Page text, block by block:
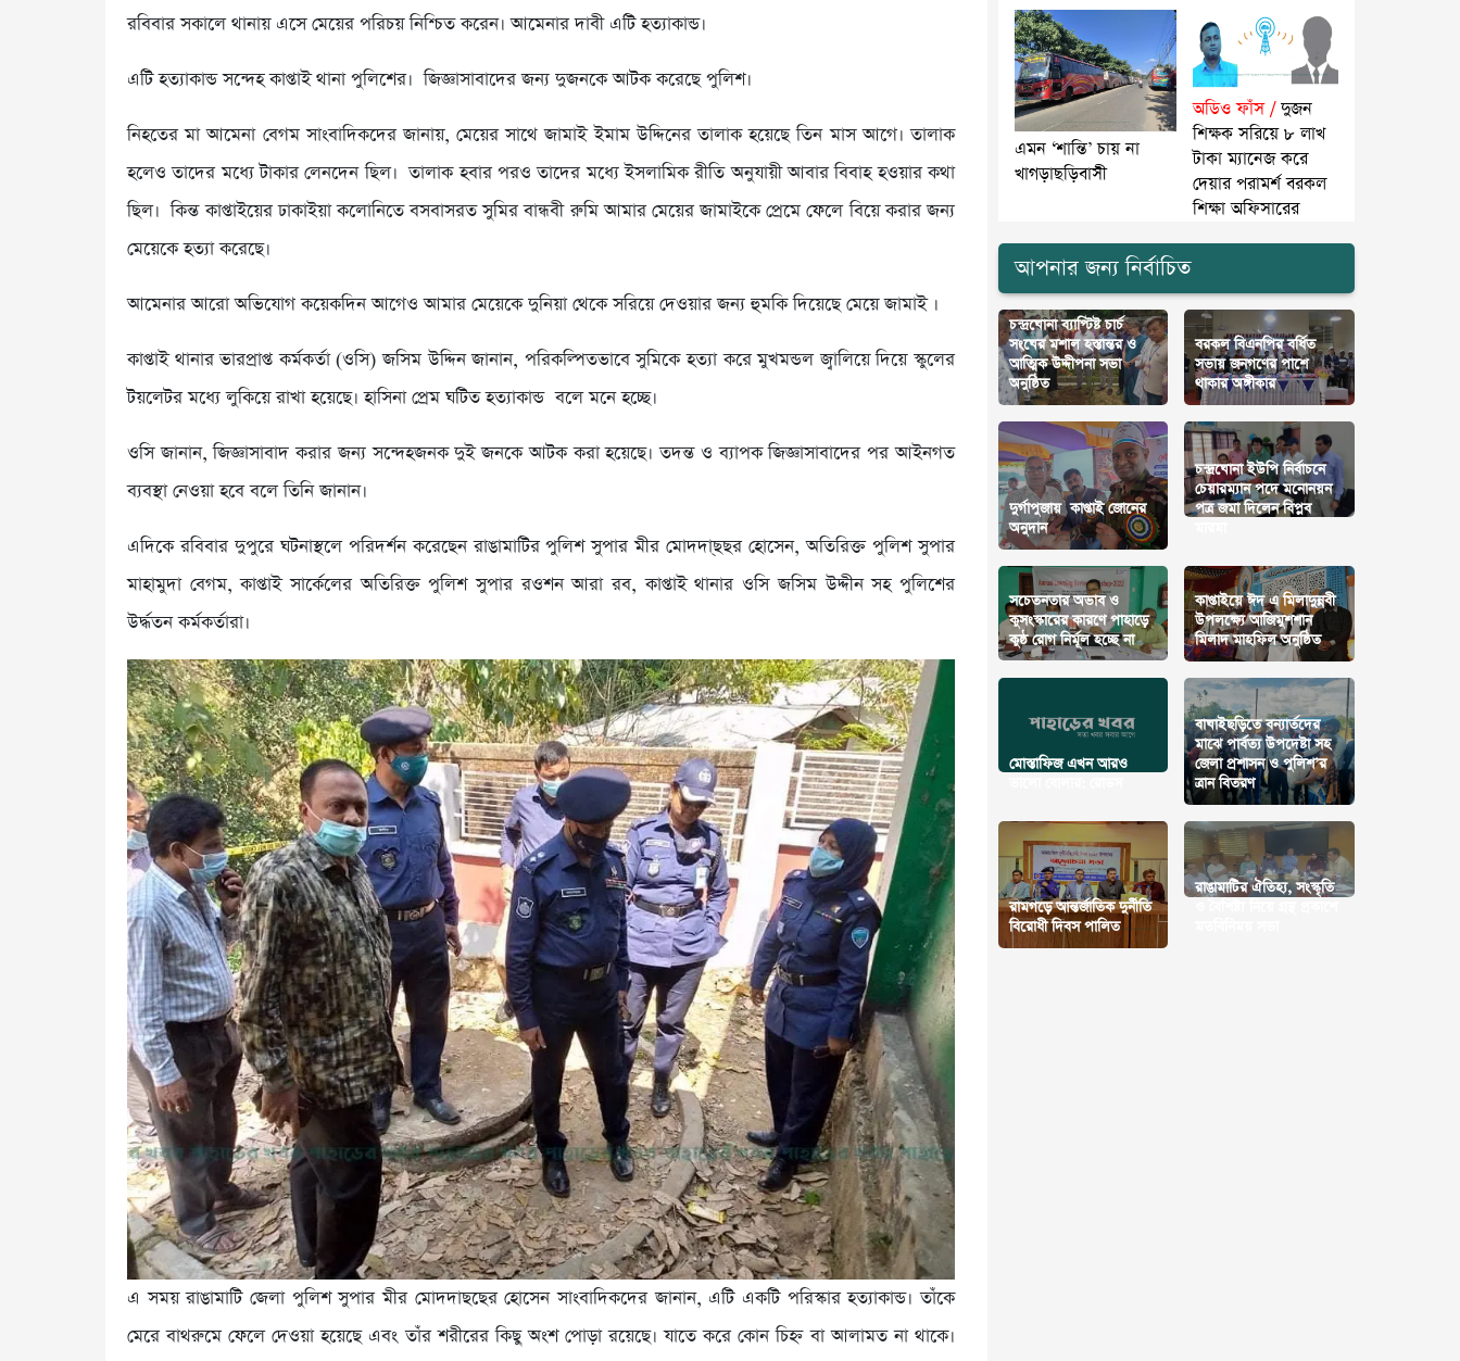
রবিবার সকালে থানায় এসে মেয়ের পরিচয় নিশ্চিত করেন। আমেনার দাবী এটি হত্যাকান্ড।
এটি হত্যাকান্ড সন্দেহ কাপ্তাই থানা পুলিশের। জিজ্ঞাসাবাদের জন্য দুজনকে আটক করেছে পুলিশ।
নিহতের মা আমেনা বেগম সাংবাদিকদের জানায়, মেয়ের সাথে জামাই ইমাম উদ্দিনের তালাক হয়েছে তিন মাস আগে। তালাক
হলেও তাদের মধ্যে টাকার লেনদেন ছিল। তালাক হবার পরও তাদের মধ্যে ইসলামিক রীতি অনুযায়ী আবার বিবাহ হওয়ার কথা
ছিল। কিন্ত কাপ্তাইয়ের ঢাকাইয়া কলোনিতে বসবাসরত সুমির বান্ধবী রুমি আমার মেয়ের জামাইকে প্রেমে ফেলে বিয়ে করার জন্য
মেয়েকে হত্যা করেছে।
আমেনার আরো অভিযোগ কয়েকদিন আগেও আমার মেয়েকে দুনিয়া থেকে সরিয়ে দেওয়ার জন্য হুমকি দিয়েছে মেয়ে জামাই ।
কাপ্তাই থানার ভারপ্রাপ্ত কর্মকর্তা (ওসি) জসিম উদ্দিন জানান, পরিকল্পিতভাবে সুমিকে হত্যা করে মুখমন্ডল জ্বালিয়ে দিয়ে স্কুলের
টয়লেটর মধ্যে লুকিয়ে রাখা হয়েছে। হাসিনা প্রেম ঘটিত হত্যাকান্ড বলে মনে হচ্ছে।
ওসি জানান, জিজ্ঞাসাবাদ করার জন্য সন্দেহজনক দুই জনকে আটক করা হয়েছে। তদন্ত ও ব্যাপক জিজ্ঞাসাবাদের পর আইনগত
ব্যবস্থা নেওয়া হবে বলে তিনি জানান।
এদিকে রবিবার দুপুরে ঘটনাস্থলে পরিদর্শন করেছেন রাঙামাটির পুলিশ সুপার মীর মোদদা্ছছর হোসেন, অতিরিক্ত পুলিশ সুপার
মাহামুদা বেগম, কাপ্তাই সার্কেলের অতিরিক্ত পুলিশ সুপার রওশন আরা রব, কাপ্তাই থানার ওসি জসিম উদ্দীন সহ পুলিশের
উর্দ্ধতন কর্মকর্তারা।
এ সময় রাঙামাটি জেলা পুলিশ সুপার মীর মোদদাছছের হোসেন সাংবাদিকদের জানান, এটি একটি পরিস্কার হত্যাকান্ড। তাঁকে
মেরে বাথরুমে ফেলে দেওয়া হয়েছে এবং তাঁর শরীরের কিছু অংশ পোড়া রয়েছে। যাতে করে কোন চিহ্ন বা আলামত না থাকে।
এমন ‘শান্তি’ চায় না
খাগড়াছড়িবাসী
অডিও ফাঁস /দুজন
শিক্ষক সরিয়ে ৮ লাখ
টাকা ম্যানেজ করে
দেয়ার পরামর্শ বরকল
শিক্ষা অফিসারের
আপনার জন্য নির্বাচিত
চন্দ্রঘোনা ব্যাপ্টিষ্ট চার্চ
সংঘের মশাল হস্তান্তর ও
আত্মিক উদ্দীপনা সভা
অনুষ্ঠিত
বরকল বিএনপির বর্ধিত
সভায় জনগণের পাশে
থাকার অঙ্গীকার
দুর্গাপুজায় কাপ্তাই জোনের
অনুদান
চন্দ্রঘোনা ইউপি নির্বাচনে
চেয়ারম্যান পদে মনোনয়ন
পত্র জমা দিলেন বিপ্লব
সচেতনতার অভাব ও
কুসংস্কারের কারণে পাহাড়ে
কুষ্ঠ রোগ নির্মূল হচ্ছে না
কাপ্তাইয়ে ঈদ এ মিলাদুন্নবী
উপলক্ষ্যে আজিমুশশান
মিলাদ মাহফিল অনুষ্ঠিত
মোস্তাফিজ এখন আরও
বাঘাইছড়িতে বন্যার্তদের
মাঝে পার্বত্য উপদেষ্টা সহ
জেলা প্রশাসন ও পুলিশ’র
ত্রান বিতরণ
রামগড়ে আন্তর্জাতিক দুর্নীতি
বিরোধী দিবস পালিত
রাঙামাটির ঐতিহ্য, সংস্কৃতি